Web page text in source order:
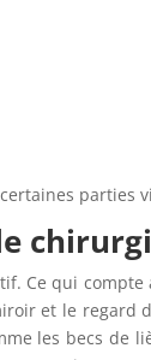
Ce qui
et le regard
les becs de